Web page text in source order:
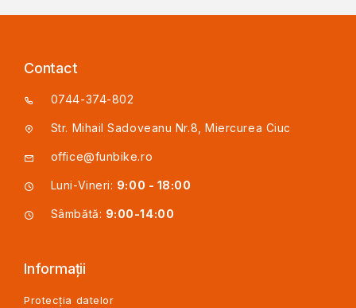
Contact
0744-374-802
Str. Mihail Sadoveanu Nr.8, Miercurea Ciuc
office@funbike.ro
Luni-Vineri: 9:00 - 18:00
Sâmbătă: 9:00-14:00
Informații
Protecția datelor